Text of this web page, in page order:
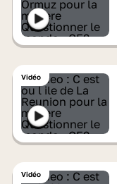
Vidéo
Vidéo